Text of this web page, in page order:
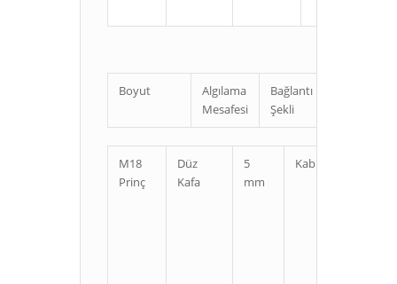
Boyut
Algılama
Mesafesi
Bağlantı
Şekli
M18
Prinç
Düz
Kafa
5
mm
Kablolu